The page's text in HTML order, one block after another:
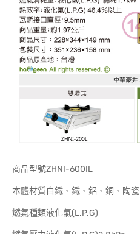
商品型號ZHNI-600IL
本體材質白鐵、鐵、鋁、銅、陶瓷
燃氣種類液化氣(L.P.G)